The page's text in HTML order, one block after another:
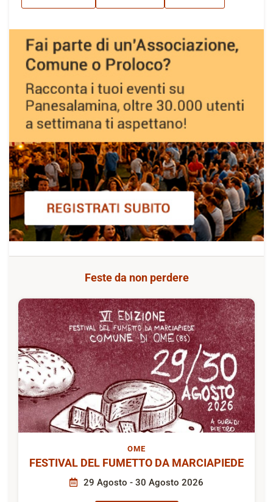
Feste da non perdere
OME
FESTIVAL DEL FUMETTO DA MARCIAPIEDE
29 Agosto - 30 Agosto 2026